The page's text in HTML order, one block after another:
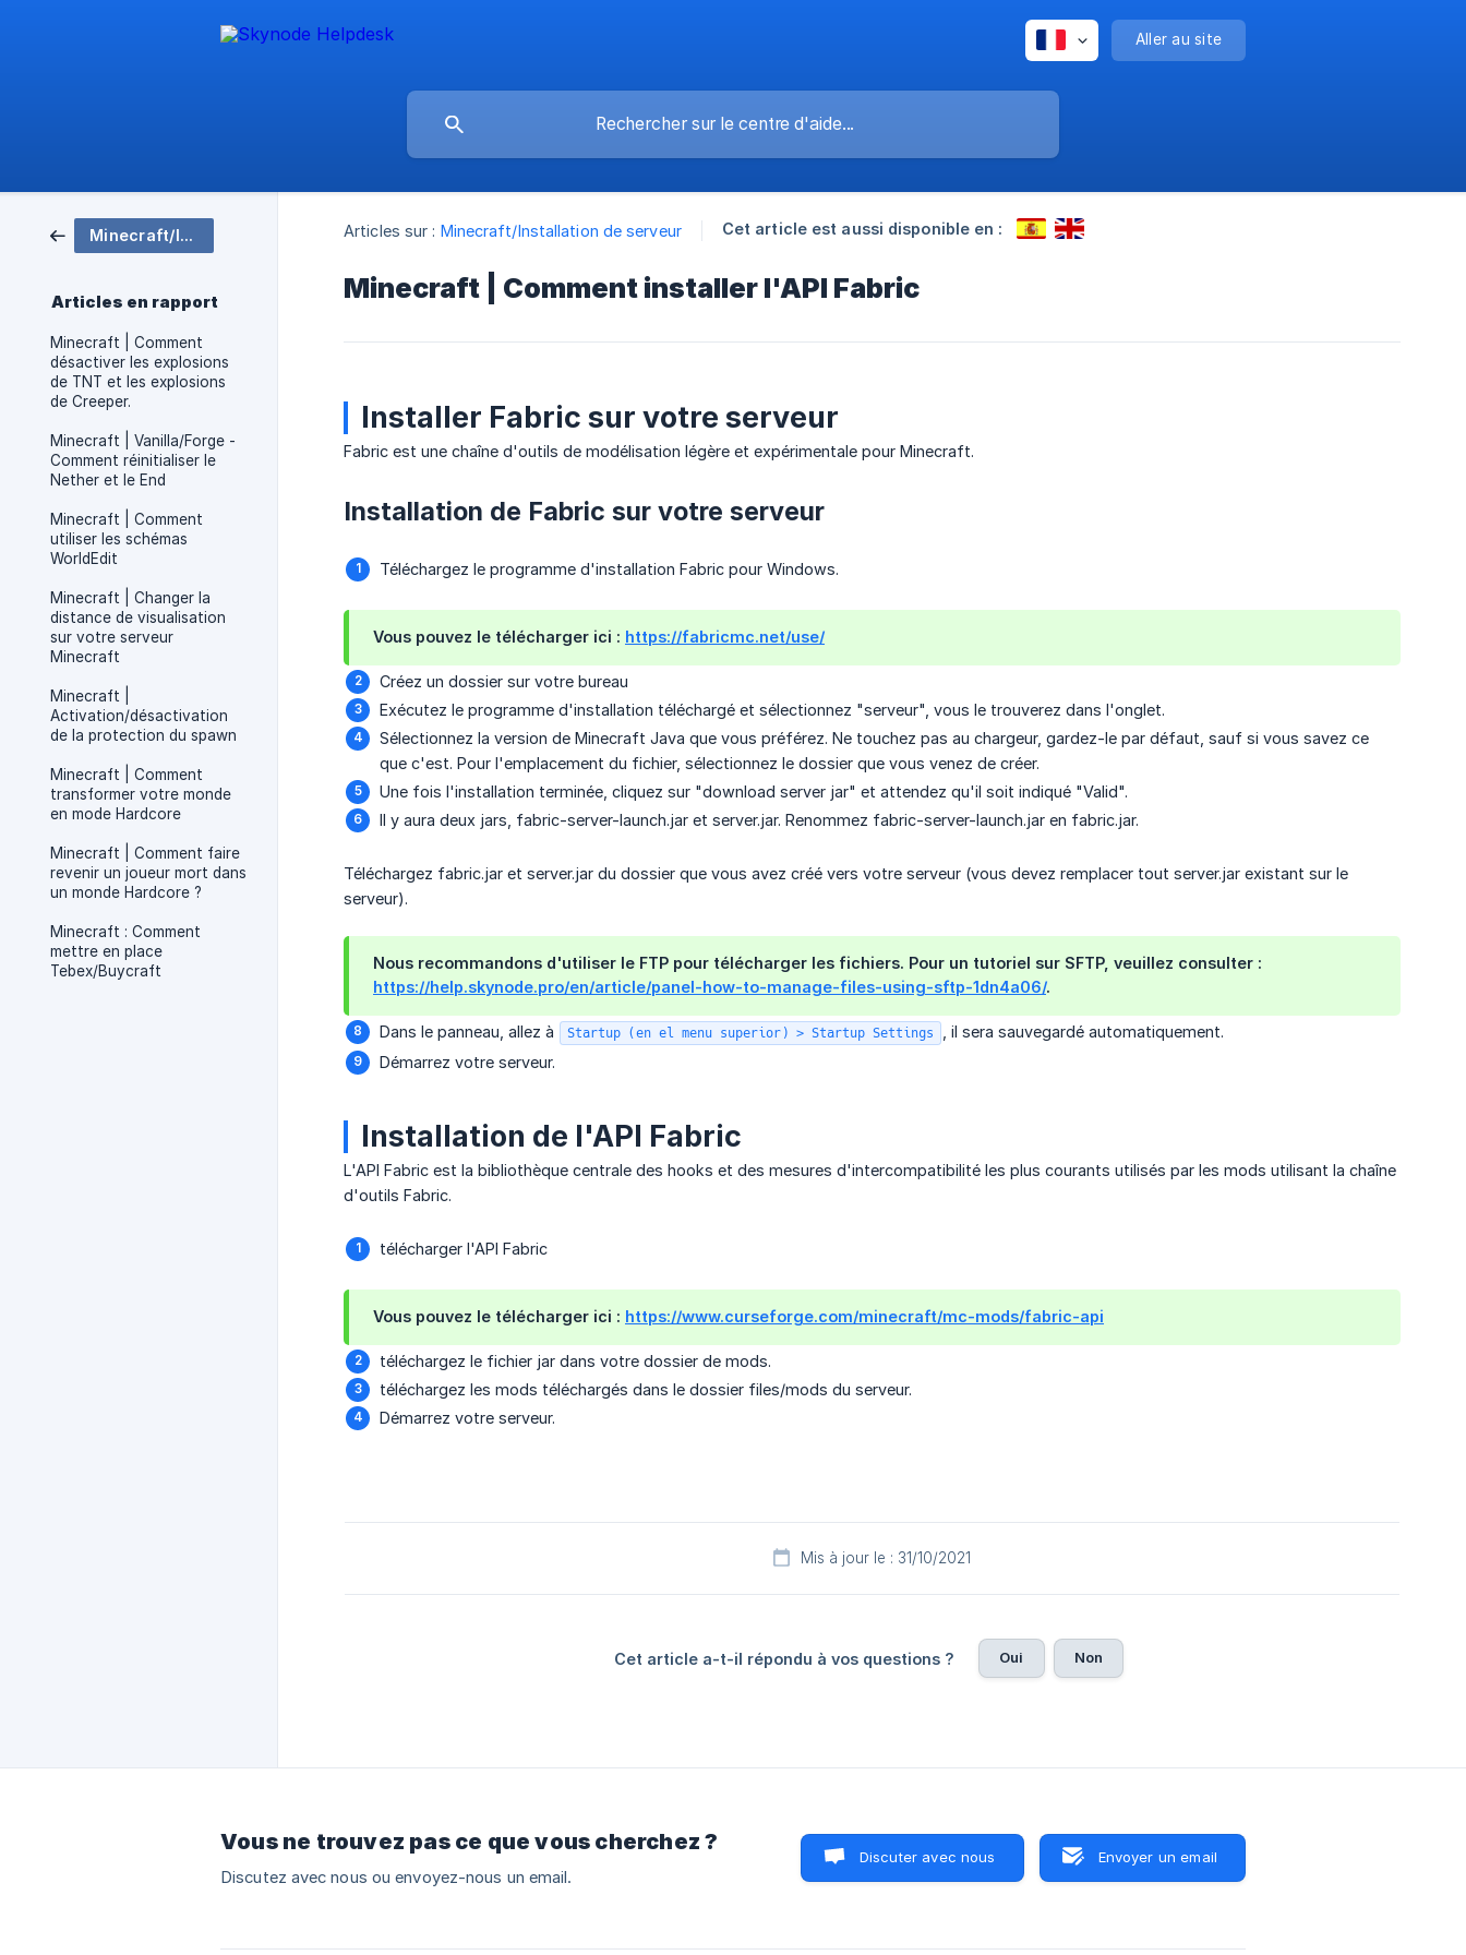
Aller au site
Minecraft/Installation de serveur
Articles en rapport
Minecraft | Comment
désactiver les explosions
de TNT et les explosions
de Creeper.
Minecraft | Vanilla/Forge -
Comment réinitialiser le
Nether et le End
Minecraft | Comment
utiliser les schémas
WorldEdit
Minecraft | Changer la
distance de visualisation
sur votre serveur
Minecraft
Minecraft |
Activation/désactivation
de la protection du spawn
Minecraft | Comment
transformer votre monde
en mode Hardcore
Minecraft | Comment faire
revenir un joueur mort dans
un monde Hardcore ?
Minecraft : Comment
mettre en place
Tebex/Buycraft
Articles sur : Minecraft/Installation de serveur Cet article est aussi disponible en :
Minecraft | Comment installer l'API Fabric
Installer Fabric sur votre serveur
Fabric est une chaîne d'outils de modélisation légère et expérimentale pour Minecraft.
Installation de Fabric sur votre serveur
Téléchargez le programme d'installation Fabric pour Windows.
Vous pouvez le télécharger ici : https://fabricmc.net/use/
Créez un dossier sur votre bureau
Exécutez le programme d'installation téléchargé et sélectionnez "serveur", vous le trouverez dans l'onglet.
Sélectionnez la version de Minecraft Java que vous préférez. Ne touchez pas au chargeur, gardez-le par défaut, sauf si vous savez ce
que c'est. Pour l'emplacement du fichier, sélectionnez le dossier que vous venez de créer.
Une fois l'installation terminée, cliquez sur "download server jar" et attendez qu'il soit indiqué "Valid".
Il y aura deux jars, fabric-server-launch.jar et server.jar. Renommez fabric-server-launch.jar en fabric.jar.
Téléchargez fabric.jar et server.jar du dossier que vous avez créé vers votre serveur (vous devez remplacer tout server.jar existant sur le
serveur).
Nous recommandons d'utiliser le FTP pour télécharger les fichiers. Pour un tutoriel sur SFTP, veuillez consulter :
https://help.skynode.pro/en/article/panel-how-to-manage-files-using-sftp-1dn4a06/.
Dans le panneau, allez à Startup (en el menu superior) > Startup Settings
, il sera sauvegardé automatiquement.
Démarrez votre serveur.
Installation de l'API Fabric
L'API Fabric est la bibliothèque centrale des hooks et des mesures d'intercompatibilité les plus courants utilisés par les mods utilisant la chaîne
d'outils Fabric.
télécharger l'API Fabric
Vous pouvez le télécharger ici : https://www.curseforge.com/minecraft/mc-mods/fabric-api
téléchargez le fichier jar dans votre dossier de mods.
téléchargez les mods téléchargés dans le dossier files/mods du serveur.
Démarrez votre serveur.
Mis à jour le : 31/10/2021
Cet article a-t-il répondu à vos questions ? Oui Non
Vous ne trouvez pas ce que vous cherchez ?
Discutez avec nous ou envoyez-nous un email.
Discuter avec nous Envoyer un email